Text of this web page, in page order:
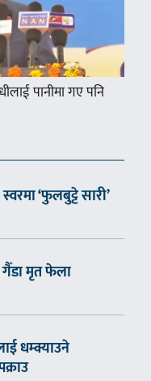
पानीमा गए पनि
‘फुलबुट्टे सारी’
गैँडा मृत फेला
धम्क्याउने